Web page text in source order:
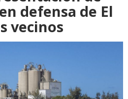
defensa de El
vecinos